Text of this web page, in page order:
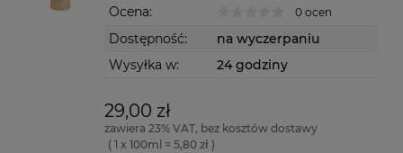
Ocena: 0 ocen
Dostępność:
na wyczerpaniu
Wysyłka w:
24 godziny
29,00 zł
zawiera 23% VAT, bez kosztów dostawy
( 1 x 100ml = 5,80 zł )